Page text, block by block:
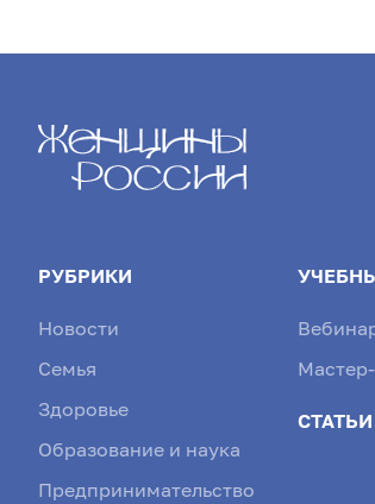
РУБРИКИ
Новости
Семья
Здоровье
Образование и наука
Предпринимательство
СТАТЬИ